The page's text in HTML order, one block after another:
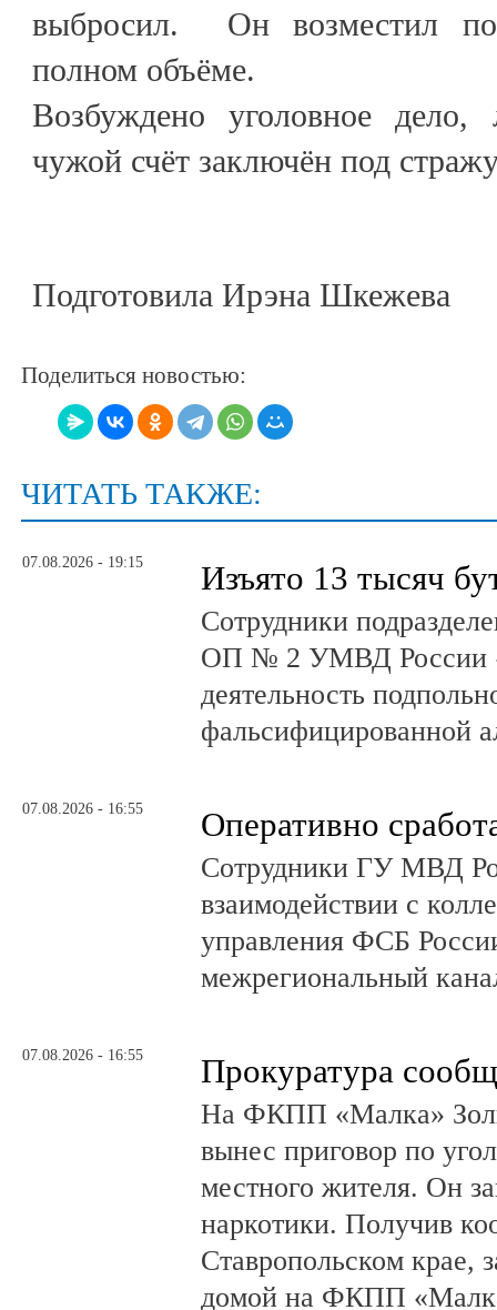
выбросил. Он возместил
полном объёме.
Возбуждено уголовное
чужой счёт заключён под
Подготовила Ирэна Шкежева
Поделиться новостью:
ЧИТАТЬ ТАКЖЕ:
07.08.2026 - 19:15 Изъято 13 тысяч
Сотрудники
ОП № 2 УМВД России
деятельность
фальсифицированной
07.08.2026 - 16:55 Оперативно
Сотрудники ГУ МВД
взаимодействии с
управления ФСБ
межрегиональный
07.08.2026 - 16:55 Прокуратура
На ФКПП «Малка»
вынес приговор по
местного жителя. Он
наркотики. Получив
Ставропольском крае,
домой на ФКПП